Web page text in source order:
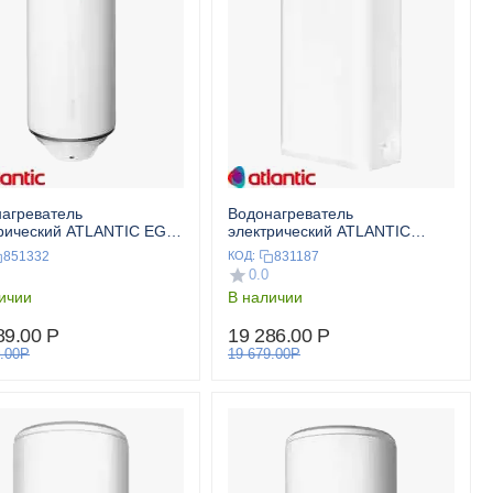
ATLANTIC EGO
851332
Р
Р
Водонагреватель
электрический ATLANTIC
VERTIGO BASIC 50 V
КОД: 831187
0.0
В наличии
19 286.00 Р
19 679.00Р